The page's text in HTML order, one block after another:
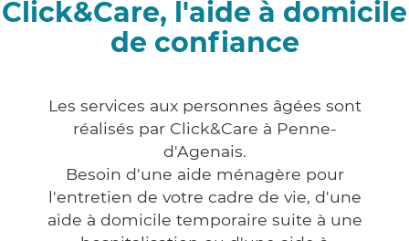
Click&Care, l'aide à domicile
de confiance
Les services aux personnes âgées sont
réalisés par Click&Care à Penne-
d'Agenais.
Besoin d'une aide ménagère pour
l'entretien de votre cadre de vie, d'une
aide à domicile temporaire suite à une